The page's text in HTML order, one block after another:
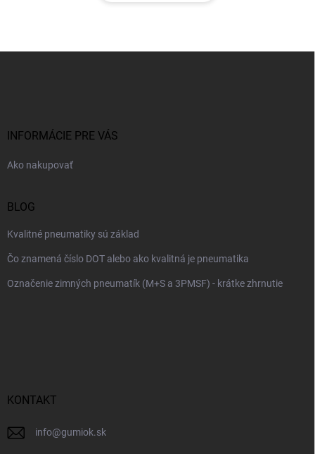
INFORMÁCIE PRE VÁS
Ako nakupovať
BLOG
Kvalitné pneumatiky sú základ
Čo znamená číslo DOT alebo ako kvalitná je pneumatika
Označenie zimných pneumatík (M+S a 3PMSF) - krátke zhrnutie
KONTAKT
info@gumiok.sk